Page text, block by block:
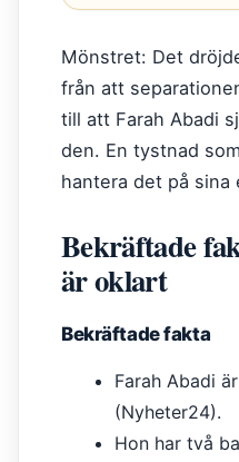
Mönstret: Det
från att
till att Farah Abadi
den. En tystnad
hantera det på sina
Bekräftade
är oklart
Bekräftade fakta
Farah Abadi
(Nyheter24).
Hon har två